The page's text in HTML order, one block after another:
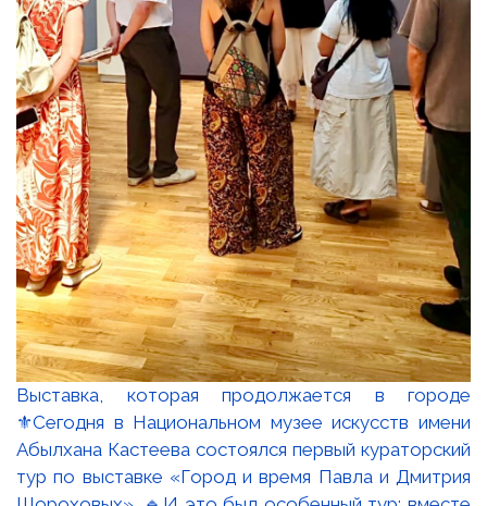
Выставка, которая продолжается в городе
⚜️Сегодня в Национальном музее искусств имени
Абылхана Кастеева состоялся первый кураторский
тур по выставке «Город и время Павла и Дмитрия